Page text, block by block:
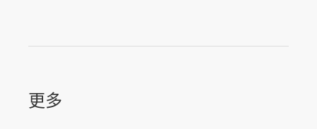
更多